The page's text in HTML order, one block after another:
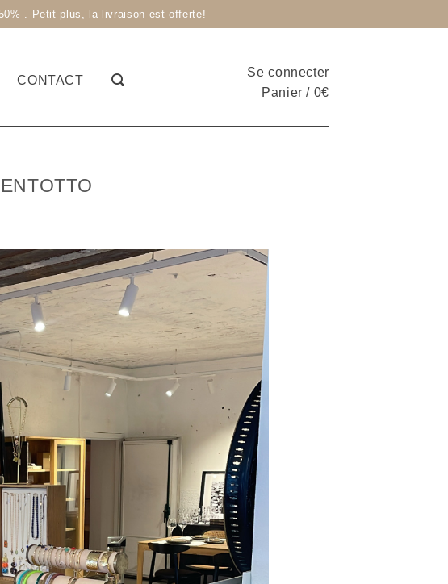
. Petit plus, la livraison est offerte!
CONTACT
Se connecter
Panier / 0€